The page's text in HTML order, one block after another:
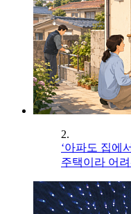
2.
‘아파도 집에
주택이라 어려